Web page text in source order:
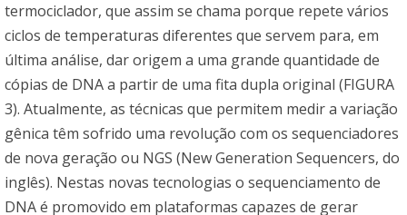
termociclador, que assim se chama porque repete vários
ciclos de temperaturas diferentes que servem para, em
última análise, dar origem a uma grande quantidade de
cópias de DNA a partir de uma fita dupla original (FIGURA
3). Atualmente, as técnicas que permitem medir a variação
gênica têm sofrido uma revolução com os sequenciadores
de nova geração ou NGS (New Generation Sequencers, do
inglês). Nestas novas tecnologias o sequenciamento de
DNA é promovido em plataformas capazes de gerar